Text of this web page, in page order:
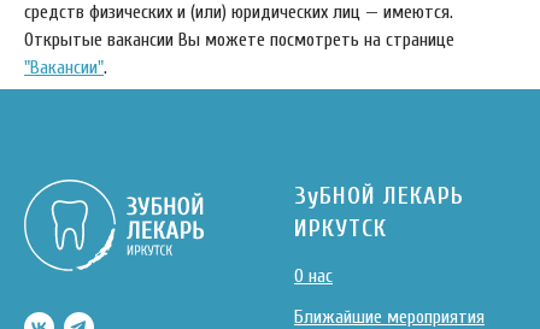
средств физических и (или) юридических лиц — имеются.
Открытые вакансии Вы можете посмотреть на странице
"Вакансии".
ЗуБНОЙ ЛЕКАРЬ
ИРКУТСК
О нас
Ближайшие мероприятия